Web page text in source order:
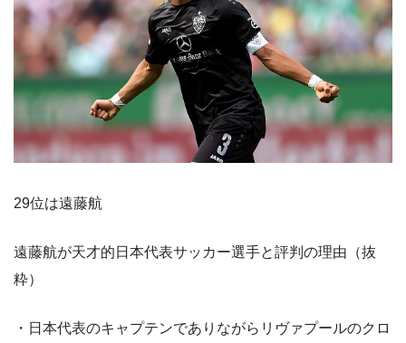
29位は遠藤航
遠藤航が天才的日本代表サッカー選手と評判の理由（抜
粋）
・日本代表のキャプテンでありながらリヴァプールのクロ